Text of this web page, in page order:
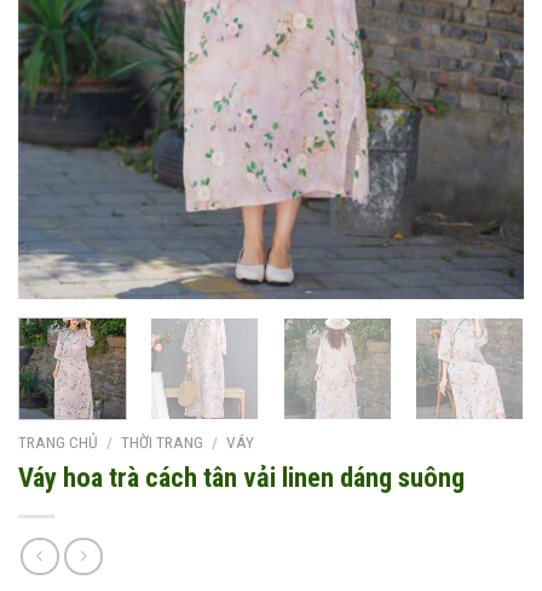
TRANG CHỦ / THỜI TRANG / VÁY
Váy hoa trà cách tân vải linen dáng suông